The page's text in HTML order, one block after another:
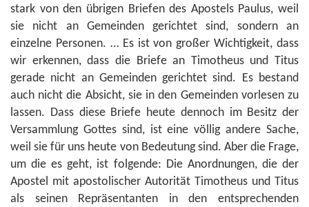
stark von den übrigen Briefen des Apostels Paulus, weil
sie nicht an Gemeinden gerichtet sind, sondern an
einzelne Personen. … Es ist von großer Wichtigkeit, dass
wir erkennen, dass die Briefe an Timotheus und Titus
gerade nicht an Gemeinden gerichtet sind. Es bestand
auch nicht die Absicht, sie in den Gemeinden vorlesen zu
lassen. Dass diese Briefe heute dennoch im Besitz der
Versammlung Gottes sind, ist eine völlig andere Sache,
weil sie für uns heute von Bedeutung sind. Aber die Frage,
um die es geht, ist folgende: Die Anordnungen, die der
Apostel mit apostolischer Autorität Timotheus und Titus
als seinen Repräsentanten in den entsprechenden